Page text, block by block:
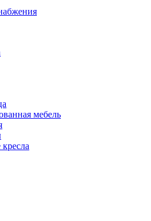
мебель